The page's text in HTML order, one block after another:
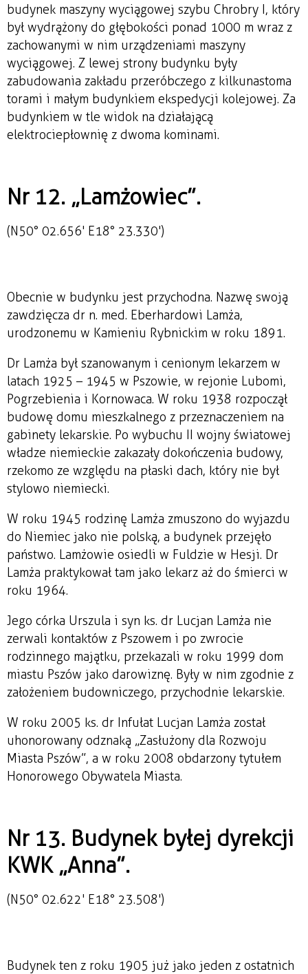
budynek maszyny wyciągowej szybu Chrobry I, który
był wydrążony do głębokości ponad 1000 m wraz z
zachowanymi w nim urządzeniami maszyny
wyciągowej. Z lewej strony budynku były
zabudowania zakładu przeróbczego z kilkunastoma
torami i małym budynkiem ekspedycji kolejowej. Za
budynkiem w tle widok na działającą
elektrociepłownię z dwoma kominami.
Nr 12. „Lamżowiec”.
(N50° 02.656' E18° 23.330')
Obecnie w budynku jest przychodna. Nazwę swoją
zawdzięcza dr n. med. Eberhardowi Lamża,
urodzonemu w Kamieniu Rybnickim w roku 1891.
Dr Lamża był szanowanym i cenionym lekarzem w
latach 1925 – 1945 w Pszowie, w rejonie Lubomi,
Pogrzebienia i Kornowaca. W roku 1938 rozpoczął
budowę domu mieszkalnego z przeznaczeniem na
gabinety lekarskie. Po wybuchu II wojny światowej
władze niemieckie zakazały dokończenia budowy,
rzekomo ze względu na płaski dach, który nie był
stylowo niemiecki.
W roku 1945 rodzinę Lamża zmuszono do wyjazdu
do Niemiec jako nie polską, a budynek przejęło
państwo. Lamżowie osiedli w Fuldzie w Hesji. Dr
Lamża praktykował tam jako lekarz aż do śmierci w
roku 1964.
Jego córka Urszula i syn ks. dr Lucjan Lamża nie
zerwali kontaktów z Pszowem i po zwrocie
rodzinnego majątku, przekazali w roku 1999 dom
miastu Pszów jako darowiznę. Były w nim zgodnie z
założeniem budowniczego, przychodnie lekarskie.
W roku 2005 ks. dr Infułat Lucjan Lamża został
uhonorowany odznaką „Zasłużony dla Rozwoju
Miasta Pszów”, a w roku 2008 obdarzony tytułem
Honorowego Obywatela Miasta.
Nr 13. Budynek byłej dyrekcji
KWK „Anna”.
(N50° 02.622' E18° 23.508')
Budynek ten z roku 1905 już jako jeden z ostatnich